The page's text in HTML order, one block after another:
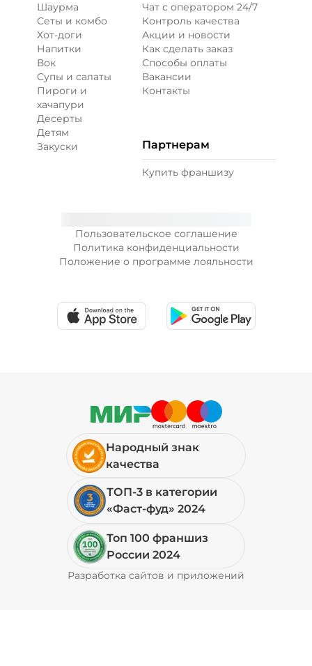
Пользовательское соглашение
Политика конфиденциальности
Положение о программе лояльности
Шаурма
Сеты и комбо
Хот-доги
Напитки
Вок
Супы и салаты
Пироги и
хачапури
Десерты
Детям
Закуски
Чат с оператором 24/7
Контроль качества
Акции и новости
Как сделать заказ
Способы оплаты
Вакансии
Контакты
Партнерам
Купить франшизу
Народный знак
качества
ТОП-3 в категории
«Фаст-фуд» 2024
Топ 100 франшиз
России 2024
Разработка сайтов и приложений
Pyrobyte